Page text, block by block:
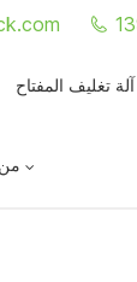
آلة تغليف المفتاح